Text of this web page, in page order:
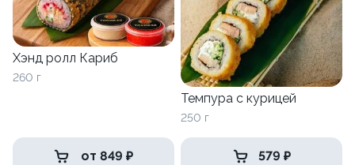
Хэнд ролл Кариб
260 г
от 849 ₽
Темпура с курицей
250 г
579 ₽